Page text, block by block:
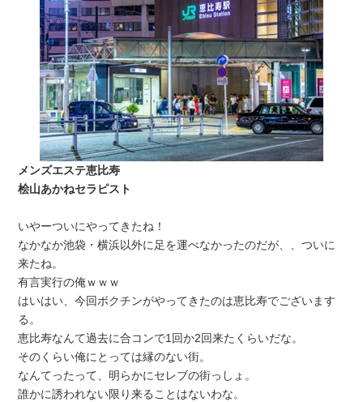
メンズエステ恵比寿
桧山あかねセラピスト
いやーついにやってきたね！
なかなか池袋・横浜以外に足を運べなかったのだが、、ついに
来たね。
有言実行の俺ｗｗｗ
はいはい、今回ボクチンがやってきたのは恵比寿でございます
る。
恵比寿なんて過去に合コンで1回か2回来たくらいだな。
そのくらい俺にとっては縁のない街。
なんてったって、明らかにセレブの街っしょ。
誰かに誘われない限り来ることはないわな。